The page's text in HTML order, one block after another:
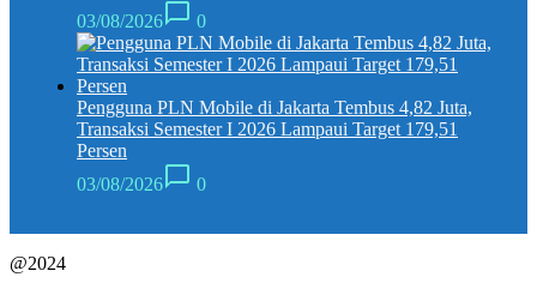
03/08/2026
0
Pengguna PLN Mobile di Jakarta Tembus 4,82 Juta,
Transaksi Semester I 2026 Lampaui Target 179,51
Persen
03/08/2026
0
@2024